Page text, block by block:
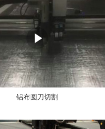
铝布圆刀切割